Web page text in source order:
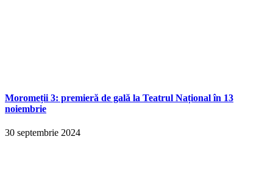
Moromeții 3: premieră de gală la Teatrul Național în 13
noiembrie
30 septembrie 2024